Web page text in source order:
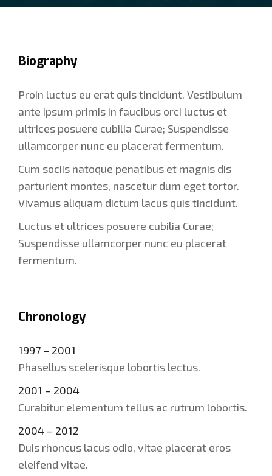
Biography
Proin luctus eu erat quis tincidunt. Vestibulum
ante ipsum primis in faucibus orci luctus et
ultrices posuere cubilia Curae; Suspendisse
ullamcorper nunc eu placerat fermentum.
Cum sociis natoque penatibus et magnis dis
parturient montes, nascetur dum eget tortor.
Vivamus aliquam dictum lacus quis tincidunt.
Luctus et ultrices posuere cubilia Curae;
Suspendisse ullamcorper nunc eu placerat
fermentum.
Chronology
1997 – 2001
Phasellus scelerisque lobortis lectus.
2001 – 2004
Curabitur elementum tellus ac rutrum lobortis.
2004 – 2012
Duis rhoncus lacus odio, vitae placerat eros
eleifend vitae.